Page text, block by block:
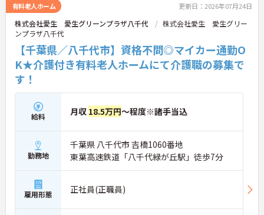
★福利厚生が充実しています
・退職金制度あり
・確定拠出年金制度あり
・各種社会保険完備
有料老人ホーム 更新日：2026年07月24日
株式会社愛生 愛生グリーンプラザ八千代
株式会社愛生 愛生グリー
ンプラザ八千代
【千葉県／八千代市】資格不問◎マイカー通勤O
K★介護付き有料老人ホームにて介護職の募集で
す！
給料 月収 18.5万円～程度※諸手当込
勤務地
千葉県 八千代市 吉橋1060番地
東葉高速鉄道「八千代緑が丘駅」徒歩7分
雇用形態 正社員(正職員)